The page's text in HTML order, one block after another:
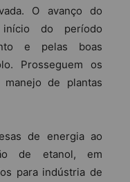
O avanço do
do período
e pelas boas
Prosseguem os
de plantas
de energia ao
de etanol, em
para indústria de